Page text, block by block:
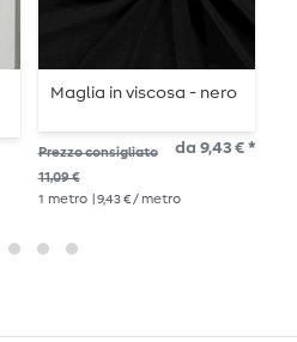
Maglia in viscosa - nero
Prezzo consigliato
11,09 €
da 9,43 € *
1 metro | 9,43 € / metro